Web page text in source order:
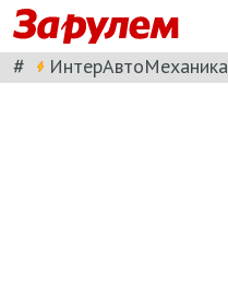
# ИнтерАвтоМеханика